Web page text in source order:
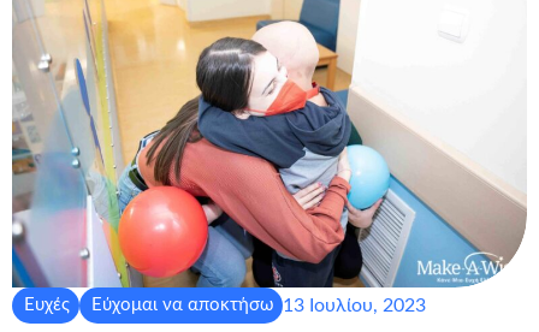
Ευχές Εύχομαι να αποκτήσω 13 Ιουλίου, 2023